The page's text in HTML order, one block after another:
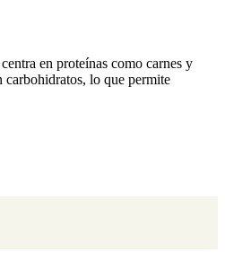
en proteínas como carnes y
carbohidratos, lo que permite